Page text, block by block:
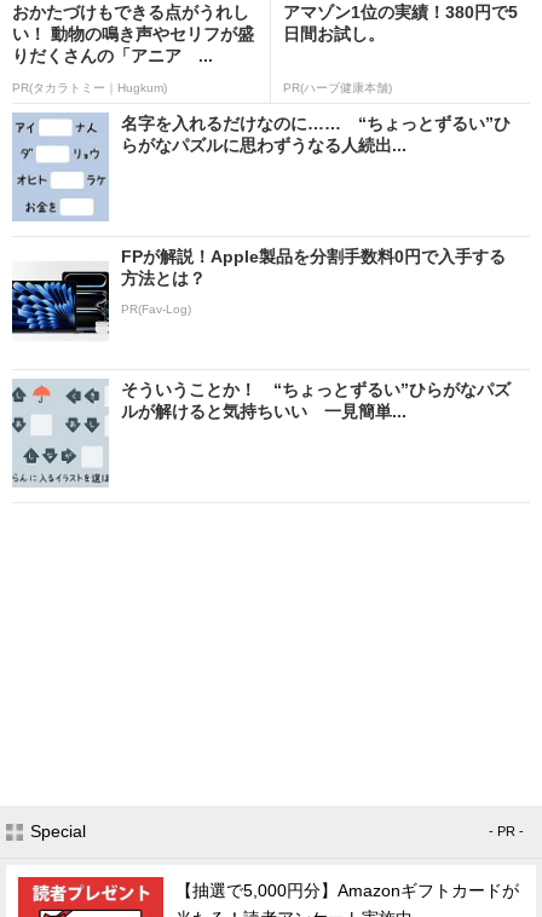
おかたづけもできる点がうれし
い！ 動物の鳴き声やセリフが盛
りだくさんの「アニア ...
PR(タカラトミー｜Hugkum)
アマゾン1位の実績！380円で5
日間お試し。
PR(ハーブ健康本舗)
名字を入れるだけなのに…… “ちょっとずるい”ひ
らがなパズルに思わずうなる人続出...
FPが解説！Apple製品を分割手数料0円で入手する
方法とは？
PR(Fav-Log)
そういうことか！ “ちょっとずるい”ひらがなパズ
ルが解けると気持ちいい 一見簡単...
Special - PR -
【抽選で5,000円分】Amazonギフトカードが